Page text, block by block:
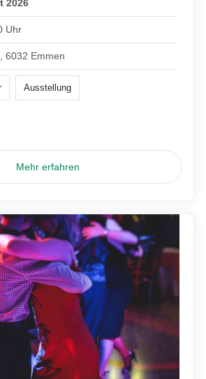
2026
Uhr
6032 Emmen
Ausstellung
Mehr erfahren